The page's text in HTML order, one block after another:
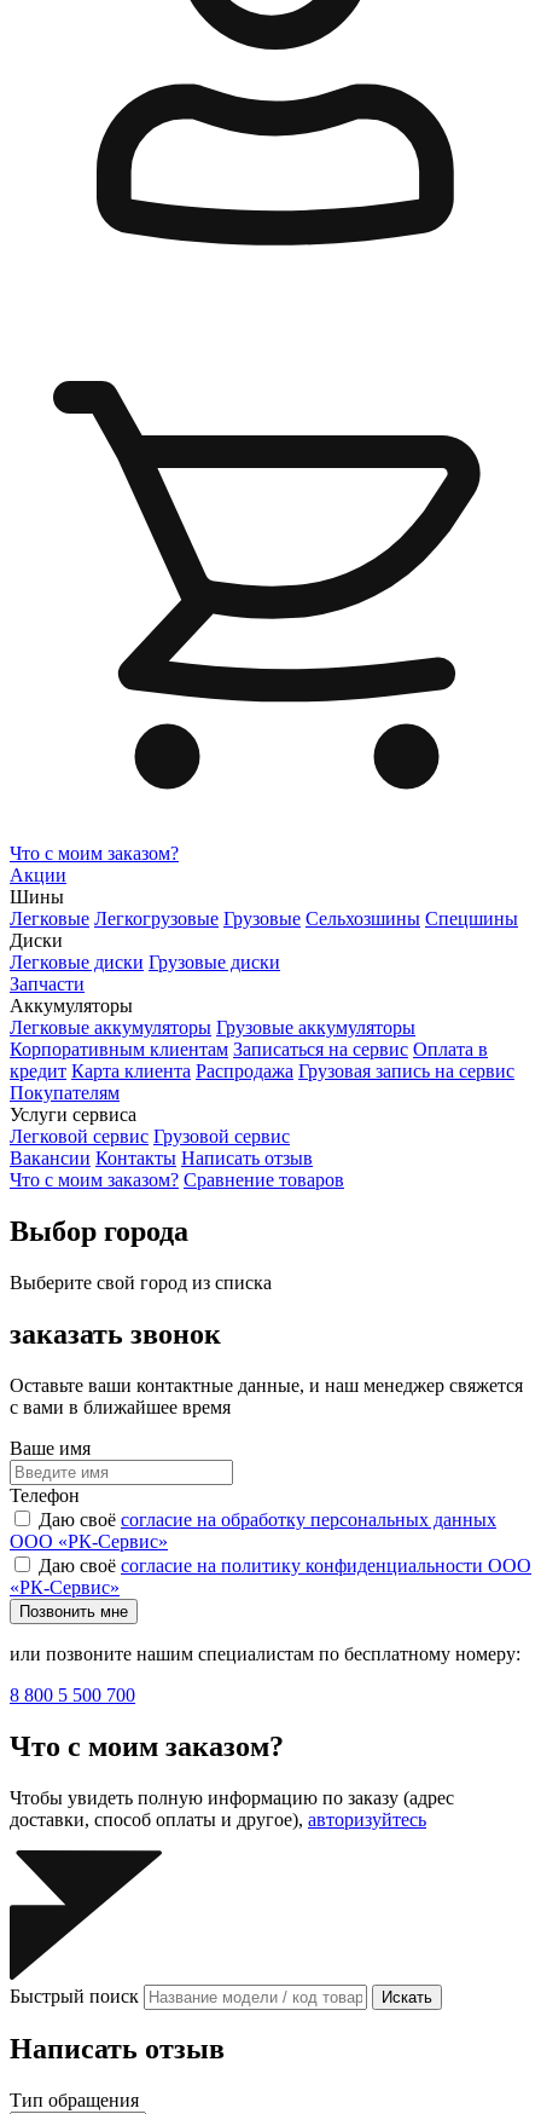
Что с моим заказом?
Акции
Шины
Легковые Легкогрузовые Грузовые Сельхозшины Спецшины
Диски
Легковые диски Грузовые диски
Запчасти
Аккумуляторы
Легковые аккумуляторы Грузовые аккумуляторы
Корпоративным клиентам Записаться на сервис Оплата в
кредит Карта клиента Распродажа Грузовая запись на сервис
Покупателям
Услуги сервиса
Легковой сервис Грузовой сервис
Вакансии Контакты Написать отзыв
Что с моим заказом? Сравнение товаров
Выбор города
Выберите свой город из списка
заказать звонок
Оставьте ваши контактные данные, и наш менеджер свяжется
с вами в ближайшее время
Ваше имя
Телефон
Даю своё согласие на обработку персональных данных
ООО «РК-Сервис»
Даю своё согласие на политику конфиденциальности ООО
«РК-Сервис»
Позвонить мне
или позвоните нашим специалистам по бесплатному номеру:
8 800 5 500 700
Что с моим заказом?
Чтобы увидеть полную информацию по заказу (адрес
доставки, способ оплаты и другое), авторизуйтесь
Быстрый поиск Искать
Написать отзыв
Тип обращения